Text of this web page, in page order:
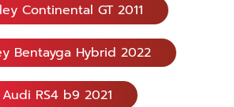
Continental GT 2011
Bentayga Hybrid 2022
Audi RS4 b9 2021